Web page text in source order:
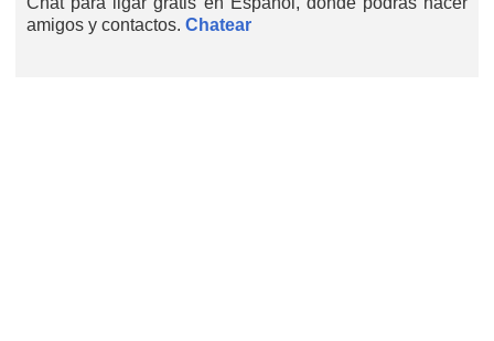
amigos y contactos. Chatear